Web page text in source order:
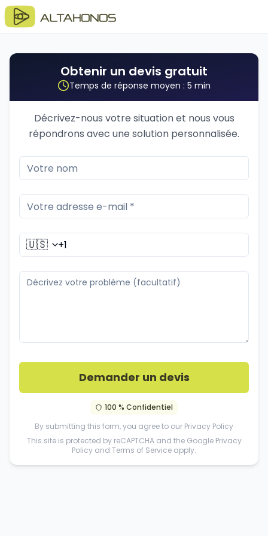
Obtenir un devis gratuit
Temps de réponse moyen : 5 min
Décrivez-nous votre situation et nous vous
répondrons avec une solution personnalisée.
🇺🇸
Demander un devis
100 % Confidentiel
By submitting this form, you agree to our Privacy Policy
This site is protected by reCAPTCHA and the Google Privacy
Policy and Terms of Service apply.